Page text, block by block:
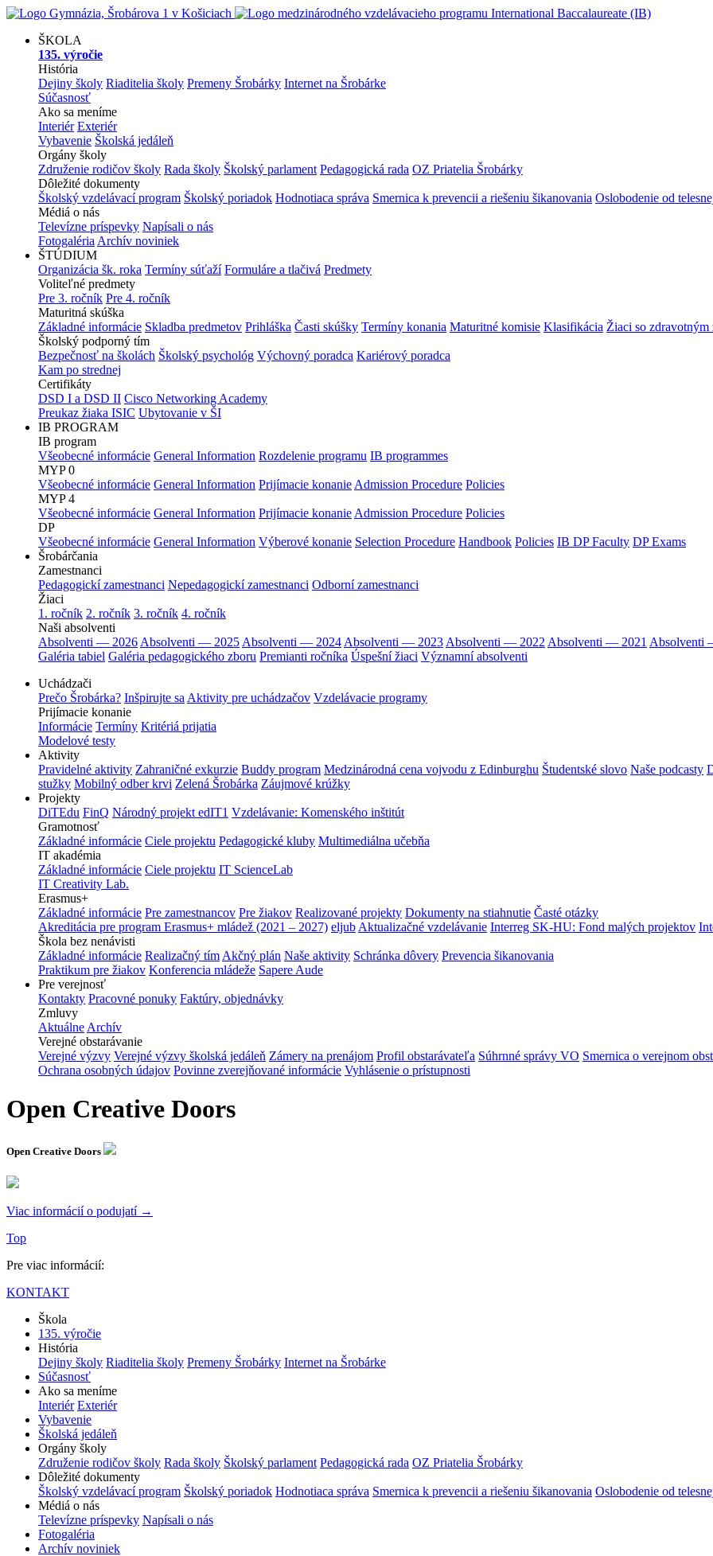
ŠKOLA
135. výročie
História
Dejiny školy Riaditelia školy Premeny Šrobárky Internet na Šrobárke
Súčasnosť
Ako sa meníme
Interiér Exteriér
Vybavenie Školská jedáleň
Orgány školy
Združenie rodičov školy Rada školy Školský parlament Pedagogická rada OZ Priatelia Šrobárky
Dôležité dokumenty
Školský vzdelávací program Školský poriadok Hodnotiaca správa Smernica k prevencii a riešeniu šikanovania Oslobodenie od
Médiá o nás
Televízne príspevky Napísali o nás
Fotogaléria Archív noviniek
ŠTÚDIUM
Organizácia šk. roka Termíny súťaží Formuláre a tlačivá Predmety
Voliteľné predmety
Pre 3. ročník Pre 4. ročník
Maturitná skúška
Základné informácie Skladba predmetov Prihláška Časti skúšky Termíny konania Maturitné komisie Klasifikácia Žiaci so
Školský podporný tím
Bezpečnosť na školách Školský psychológ Výchovný poradca Kariérový poradca
Kam po strednej
Certifikáty
DSD I a DSD II Cisco Networking Academy
Preukaz žiaka ISIC Ubytovanie v ŠI
IB PROGRAM
IB program
Všeobecné informácie General Information Rozdelenie programu IB programmes
MYP 0
Všeobecné informácie General Information Prijímacie konanie Admission Procedure Policies
MYP 4
Všeobecné informácie General Information Prijímacie konanie Admission Procedure Policies
DP
Všeobecné informácie General Information Výberové konanie Selection Procedure Handbook Policies IB DP Faculty DP Exams
Šrobárčania
Zamestnanci
Pedagogickí zamestnanci Nepedagogickí zamestnanci Odborní zamestnanci
Žiaci
1. ročník 2. ročník 3. ročník 4. ročník
Naši absolventi
Absolventi — 2026 Absolventi — 2025 Absolventi — 2024 Absolventi — 2023 Absolventi — 2022 Absolventi — 2021 Absolventi
Galéria tabiel Galéria pedagogického zboru Premianti ročníka Úspešní žiaci Významní absolventi
Uchádzači
Prečo Šrobárka? Inšpirujte sa Aktivity pre uchádzačov Vzdelávacie programy
Prijímacie konanie
Informácie Termíny Kritériá prijatia
Modelové testy
Aktivity
Pravidelné aktivity Zahraničné exkurzie Buddy program Medzinárodná cena vojvodu z Edinburghu Študentské slovo Naše podcasty
stužky Mobilný odber krvi Zelená Šrobárka Záujmové krúžky
Projekty
DiTEdu FinQ Národný projekt edIT1 Vzdelávanie: Komenského inštitút
Gramotnosť
Základné informácie Ciele projektu Pedagogické kluby Multimediálna učebňa
IT akadémia
Základné informácie Ciele projektu IT ScienceLab
IT Creativity Lab.
Erasmus+
Základné informácie Pre zamestnancov Pre žiakov Realizované projekty Dokumenty na stiahnutie Časté otázky
Akreditácia pre program Erasmus+ mládež (2021 – 2027) eljub Aktualizačné vzdelávanie Interreg SK-HU: Fond malých projektov
Škola bez nenávisti
Základné informácie Realizačný tím Akčný plán Naše aktivity Schránka dôvery Prevencia šikanovania
Praktikum pre žiakov Konferencia mládeže Sapere Aude
Pre verejnosť
Kontakty Pracovné ponuky Faktúry, objednávky
Zmluvy
Aktuálne Archív
Verejné obstarávanie
Verejné výzvy Verejné výzvy školská jedáleň Zámery na prenájom Profil obstarávateľa Súhrnné správy VO Smernica o verejnom
Ochrana osobných údajov Povinne zverejňované informácie Vyhlásenie o prístupnosti
Open Creative Doors
Open Creative Doors
Viac informácií o podujatí →
Top
Pre viac informácií:
KONTAKT
Škola
135. výročie
História
Dejiny školy Riaditelia školy Premeny Šrobárky Internet na Šrobárke
Súčasnosť
Ako sa meníme
Interiér Exteriér
Vybavenie
Školská jedáleň
Orgány školy
Združenie rodičov školy Rada školy Školský parlament Pedagogická rada OZ Priatelia Šrobárky
Dôležité dokumenty
Školský vzdelávací program Školský poriadok Hodnotiaca správa Smernica k prevencii a riešeniu šikanovania Oslobodenie od
Médiá o nás
Televízne príspevky Napísali o nás
Fotogaléria
Archív noviniek